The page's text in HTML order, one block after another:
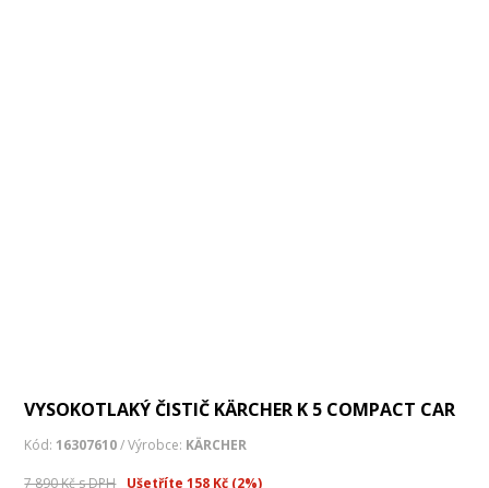
VYSOKOTLAKÝ ČISTIČ KÄRCHER K 5 COMPACT CAR
Kód: 16307610/ Výrobce: KÄRCHER
7 890 Kč s DPH Ušetříte 158 Kč (2%)